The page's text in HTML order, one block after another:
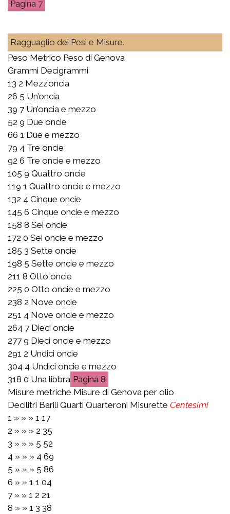
7
Ragguaglio dei Pesi e Misure.
Peso Metrico Peso di Genova
Grammi Decigrammi
13 2 Mezz’oncia
26 5 Un’oncia
39 7 Un’oncia e mezzo
52 9 Due oncie
66 1 Due e mezzo
79 4 Tre oncie
92 6 Tre oncie e mezzo
105 9 Quattro oncie
119 1 Quattro oncie e mezzo
132 4 Cinque oncie
145 6 Cinque oncie e mezzo
158 8 Sei oncie
172 0 Sei oncie e mezzo
185 3 Sette oncie
198 5 Sette oncie e mezzo
211 8 Otto oncie
225 0 Otto oncie e mezzo
238 2 Nove oncie
251 4 Nove oncie e mezzo
264 7 Dieci oncie
277 9 Dieci oncie e mezzo
291 2 Undici oncie
304 4 Undici oncie e mezzo
318 0 Una libbra
8
Misure metriche Misure di Genova per olio
Decilitri Barili Quarti Quarteroni Misurette Centesimi
1 » » » 1 17
2 » » » 2 35
3 » » » 5 52
4 » » » 4 69
5 » » » 5 86
6 » » 1 1 04
7 » » 1 2 21
8 » » 1 3 38